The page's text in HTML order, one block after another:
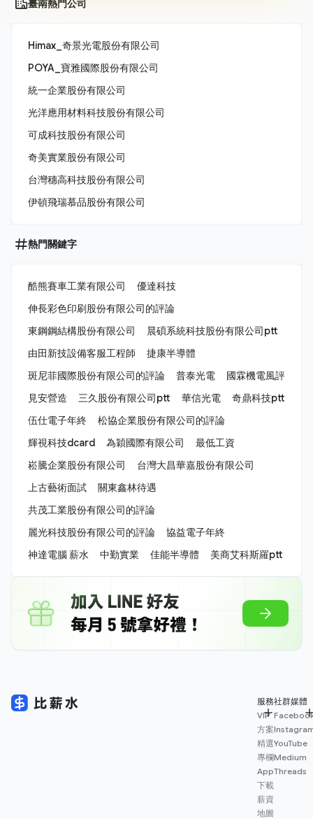
臺南熱門公司
Himax_奇景光電股份有限公司
POYA_寶雅國際股份有限公司
統一企業股份有限公司
光洋應用材料科技股份有限公司
可成科技股份有限公司
奇美實業股份有限公司
台灣穗高科技股份有限公司
伊頓飛瑞慕品股份有限公司
熱門關鍵字
酷熊賽車工業有限公司
優達科技
伸長彩色印刷股份有限公司的評論
東鋼鋼結構股份有限公司
晨碩系統科技股份有限公司ptt
由田新技設備客服工程師
捷康半導體
斑尼菲國際股份有限公司的評論
普泰光電
國霖機電風評
見安營造
三久股份有限公司ptt 華信光電
奇鼎科技ptt
伍仕電子年終
松協企業股份有限公司的評論
輝視科技dcard
為穎國際有限公司
最低工資
崧騰企業股份有限公司
台灣大昌華嘉股份有限公司
上古藝術面試
關東鑫林待遇
共茂工業股份有限公司的評論
麗光科技股份有限公司的評論
協益電子年終
神達電腦 薪水
中勤實業 佳能半導體 美商艾科斯羅ptt
服務
VIP
方案
精選
專欄
App
下載
薪資
地圖
社群媒體
YouTube
Medium
Threads